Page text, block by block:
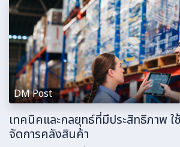
DM Post
เทคนิคและกลยุทธ์ที่มีประสิทธิภาพ ใ
จัดการคลังสินค้า